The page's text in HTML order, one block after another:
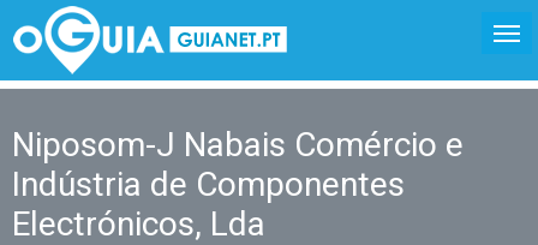
Niposom-J Nabais Comércio e
Indústria de Componentes
Electrónicos, Lda